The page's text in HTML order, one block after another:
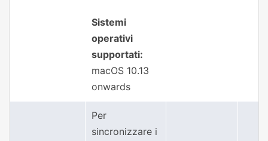
Sistemi
operativi
supportati:
macOS 10.13
onwards
Per
sincronizzare i